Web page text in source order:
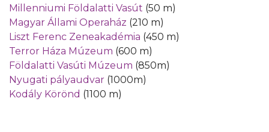
Millenniumi Földalatti Vasút (50 m)
Magyar Állami Operaház (210 m)
Liszt Ferenc Zeneakadémia (450 m)
Terror Háza Múzeum (600 m)
Földalatti Vasúti Múzeum (850m)
Nyugati pályaudvar (1000m)
Kodály Körönd (1100 m)